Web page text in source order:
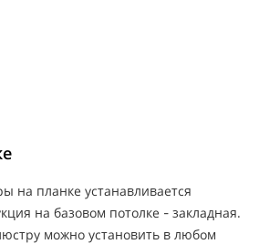
на планке устанавливается
на базовом потолке - закладная.
можно установить в любом